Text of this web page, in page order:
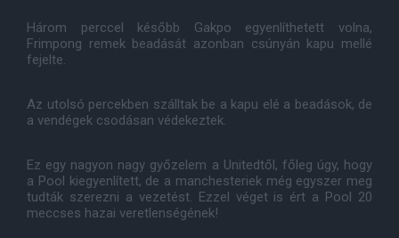
Három perccel később Gakpo egyenlíthetett volna,
Frimpong remek beadását azonban csúnyán kapu mellé
fejelte.
Az utolsó percekben szálltak be a kapu elé a beadások, de
a vendégek csodásan védekeztek.
Ez egy nagyon nagy győzelem a Unitedtől, főleg úgy, hogy
a Pool kiegyenlített, de a manchesteriek még egyszer meg
tudták szerezni a vezetést. Ezzel véget is ért a Pool 20
meccses hazai veretlenségének!